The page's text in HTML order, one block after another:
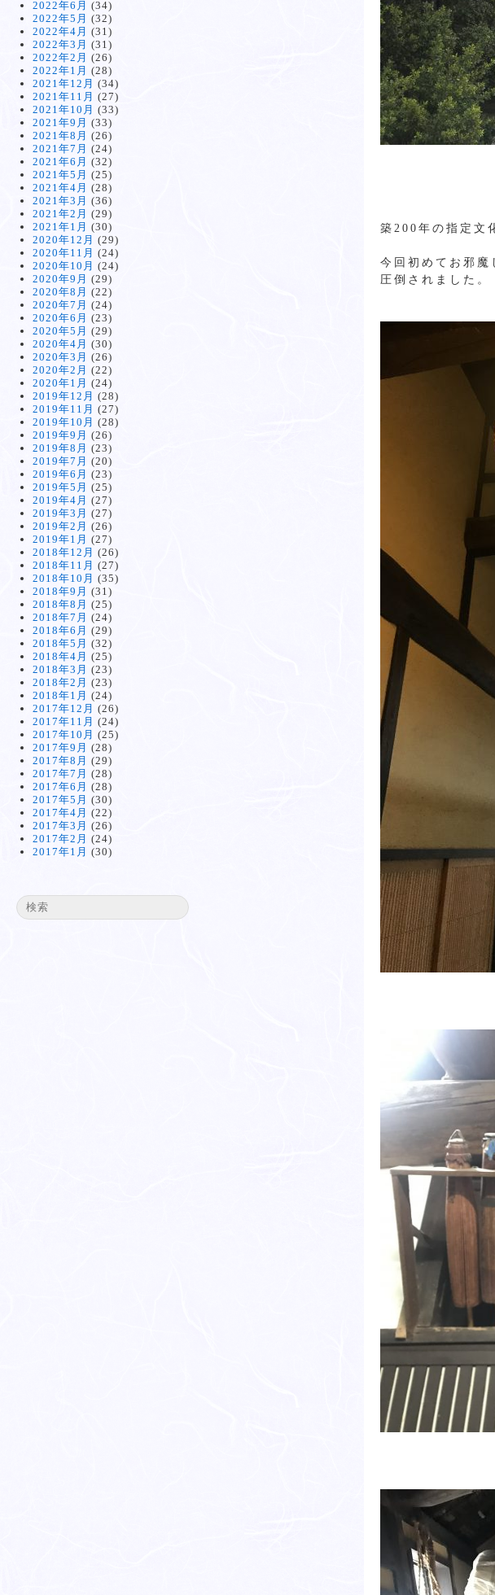
2022年6月 (34)
2022年5月 (32)
2022年4月 (31)
2022年3月 (31)
2022年2月 (26)
2022年1月 (28)
2021年12月 (34)
2021年11月 (27)
2021年10月 (33)
2021年9月 (33)
2021年8月 (26)
2021年7月 (24)
2021年6月 (32)
2021年5月 (25)
2021年4月 (28)
2021年3月 (36)
2021年2月 (29)
2021年1月 (30)
2020年12月 (29)
2020年11月 (24)
2020年10月 (24)
2020年9月 (29)
2020年8月 (22)
2020年7月 (24)
2020年6月 (23)
2020年5月 (29)
2020年4月 (30)
2020年3月 (26)
2020年2月 (22)
2020年1月 (24)
2019年12月 (28)
2019年11月 (27)
2019年10月 (28)
2019年9月 (26)
2019年8月 (23)
2019年7月 (20)
2019年6月 (23)
2019年5月 (25)
2019年4月 (27)
2019年3月 (27)
2019年2月 (26)
2019年1月 (27)
2018年12月 (26)
2018年11月 (27)
2018年10月 (35)
2018年9月 (31)
2018年8月 (25)
2018年7月 (24)
2018年6月 (29)
2018年5月 (32)
2018年4月 (25)
2018年3月 (23)
2018年2月 (23)
2018年1月 (24)
2017年12月 (26)
2017年11月 (24)
2017年10月 (25)
2017年9月 (28)
2017年8月 (29)
2017年7月 (28)
2017年6月 (28)
2017年5月 (30)
2017年4月 (22)
2017年3月 (26)
2017年2月 (24)
2017年1月 (30)
築200年の指定文
今回初めてお邪魔
圧倒されました。